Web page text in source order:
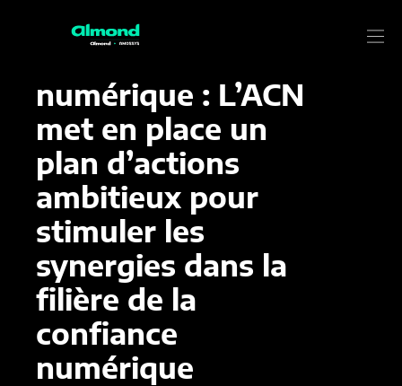
Actualité
numérique : L’ACN
met en place un
plan d’actions
ambitieux pour
stimuler les
synergies dans la
filière de la
confiance
numérique